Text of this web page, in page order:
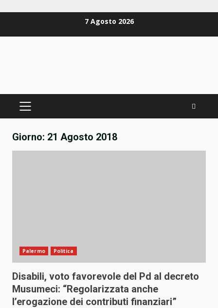
7 Agosto 2026
PRIMÄRES
Giorno: 21 Agosto 2018
Palermo Politica
Disabili, voto favorevole del Pd al decreto
Musumeci: “Regolarizzata anche
l’erogazione dei contributi finanziari”